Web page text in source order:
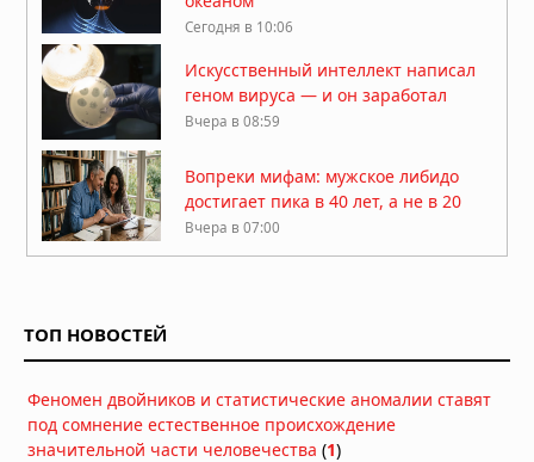
Сегодня в 10:06
Искусственный интеллект написал
геном вируса — и он заработал
Вчера в 08:59
Вопреки мифам: мужское либидо
достигает пика в 40 лет, а не в 20
Вчера в 07:00
развод родителей
06.08.2026 в 09:13
ТОП НОВОСТЕЙ
Феномен двойников и статистические аномалии ставят
под сомнение естественное происхождение
значительной части человечества (1)